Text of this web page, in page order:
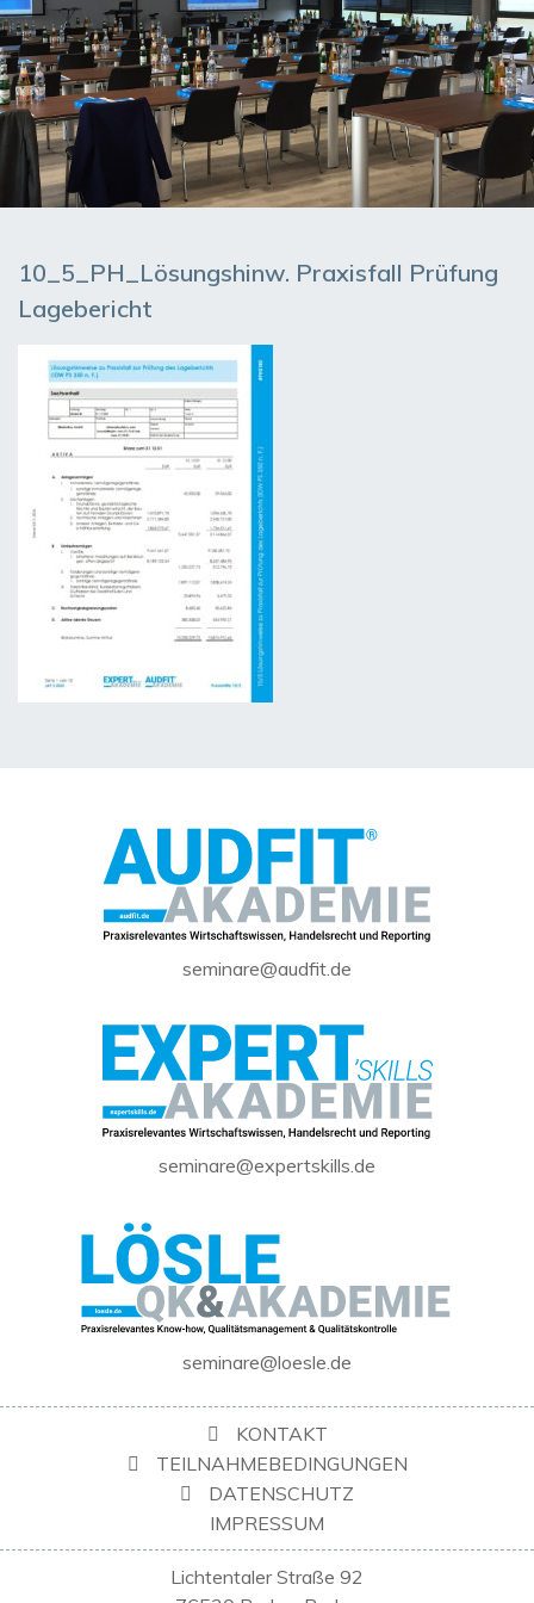
10_5_PH_Lösungshinw. Praxisfall Prüfung
Lagebericht
seminare@audfit.de
seminare@expertskills.de
seminare@loesle.de
KONTAKT
TEILNAHMEBEDINGUNGEN
DATENSCHUTZ
IMPRESSUM
Lichtentaler Straße 92